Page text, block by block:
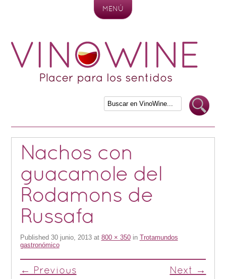
MENÚ
Nachos con
guacamole del
Rodamons de
Russafa
Published 30 junio, 2013at 800 × 350in Trotamundos
gastronómico
← Previous Next →